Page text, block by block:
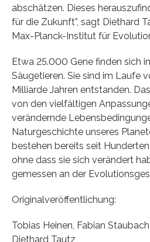
abschätzen. Dieses
für die Zukunft”, sagt Diethard
Max-Planck-Institut für
Etwa 25.000 Gene finden sich
Säugetieren. Sie sind im Laufe
Milliarde Jahren entstanden.
von den vielfältigen
verändernde
Naturgeschichte unseres
bestehen bereits seit
ohne dass sie sich verändert
gemessen an der
Originalveröffentlichung:
Tobias Heinen, Fabian
Diethard Tautz